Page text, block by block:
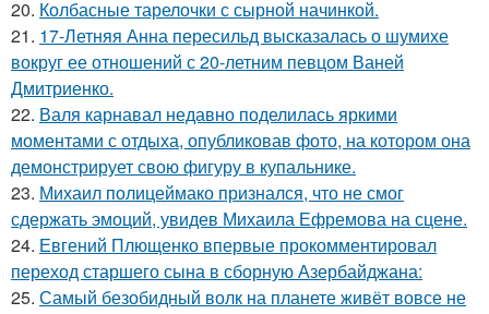
20. Колбасные тарелочки с сырной начинкой.
21. 17-Летняя Анна пересильд высказалась о шумихе
вокруг ее отношений с 20-летним певцом Ваней
Дмитриенко.
22. Валя карнавал недавно поделилась яркими
моментами с отдыха, опубликовав фото, на котором она
демонстрирует свою фигуру в купальнике.
23. Михаил полицеймако признался, что не смог
сдержать эмоций, увидев Михаила Ефремова на сцене.
24. Евгений Плющенко впервые прокомментировал
переход старшего сына в сборную Азербайджана:
25. Самый безобидный волк на планете живёт вовсе не